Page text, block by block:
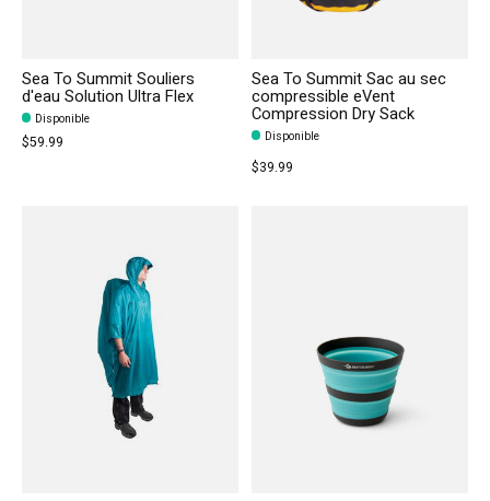
Sea To Summit Souliers
d'eau Solution Ultra Flex
Disponible
$59.99
Sea To Summit Sac au sec
compressible eVent
Compression Dry Sack
Disponible
$39.99